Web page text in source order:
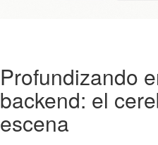
Profundizando
backend: el
escena